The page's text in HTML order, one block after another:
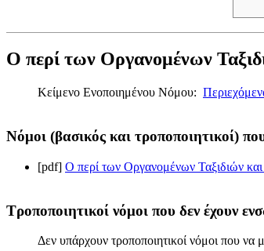
Ο περί των Οργανομένων
Κείμενο Ενοποιημένου Νόμου:
Νόμοι (βασικός και τροποποιητικοί)
[pdf] Ο περί των Οργανομένων Ταξιδιών
Τροποποιητικοί νόμοι που δεν έχουν
Δεν υπάρχουν τροποποιητικοί νόμοι που